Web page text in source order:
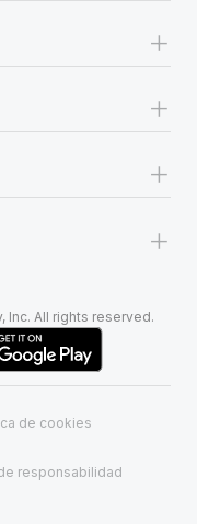
+
+
+
+
Inc. All rights reserved.
de cookies
responsabilidad